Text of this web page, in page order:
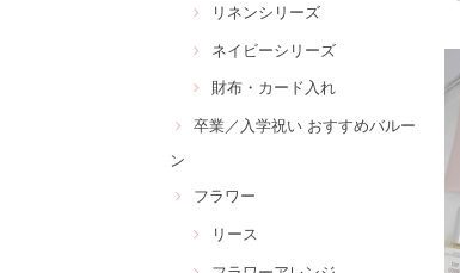
リネンシリーズ
ネイビーシリーズ
財布・カード入れ
卒業／入学祝い おすすめバルー
ン
フラワー
リース